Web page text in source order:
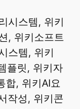
시스템, 위키
, 위키소프트
스템, 위키
플릿, 위키자
합, 위키AI요
작성, 위키콘